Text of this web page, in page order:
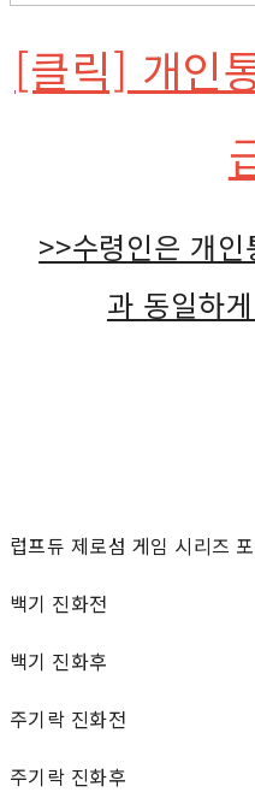
[클릭] 개인
>>수령인은 개인
과 동일하
럽프듀 제로섬 게임 시리즈
백기 진화전
백기 진화후
주기락 진화전
주기락 진화후